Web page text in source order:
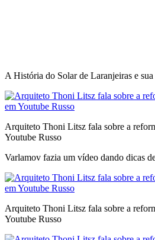
A História do Solar de Laranjeiras e
Arquiteto Thoni Litsz fala sobre a
Youtube Russo
Varlamov fazia um vídeo dando dicas
Arquiteto Thoni Litsz fala sobre a
Youtube Russo